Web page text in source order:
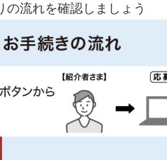
の流れを確認しましょう